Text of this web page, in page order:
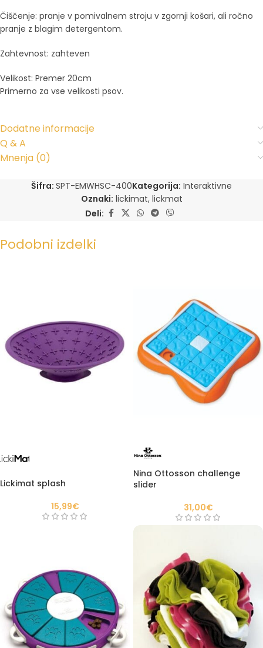
Čiščenje: pranje v pomivalnem stroju v zgornji košari, ali ročno
pranje z blagim detergentom.
Zahtevnost: zahteven
Velikost: Premer 20cm
Primerno za vse velikosti psov.
Dodatne informacije
Q & A
Mnenja (0)
Šifra: SPT-EMWHSC-400Kategorija: Interaktivne
Oznaki: lickimat, lickmat
Deli:
Podobni izdelki
Lickimat splash
15,99€
Nina Ottosson challenge
slider
31,00€